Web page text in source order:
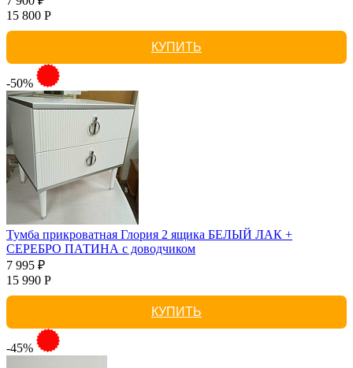
15 800 Р
КУПИТЬ
-50%
Тумба прикроватная Глория 2 ящика БЕЛЫЙ ЛАК +
СЕРЕБРО ПАТИНА с доводчиком
7 995 ₽
15 990 Р
КУПИТЬ
-45%